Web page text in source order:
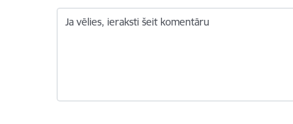
Ja vēlies, ieraksti šeit komentāru